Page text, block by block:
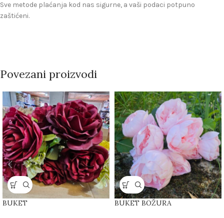
Sve metode plaćanja kod nas sigurne, a vaši podaci potpuno
zaštićeni.
Povezani proizvodi
BUKET BUKET BOŽURA